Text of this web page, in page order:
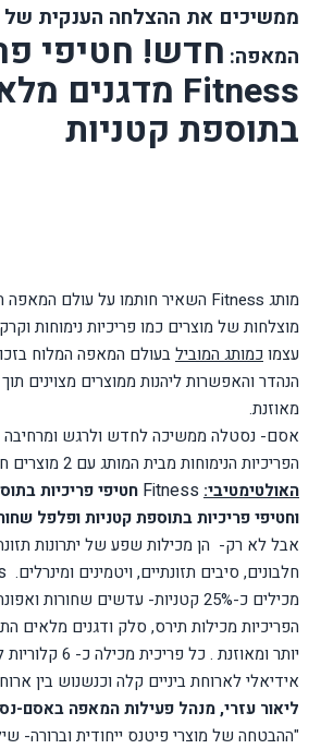
ממשיכים את ההצלחה הענקית של
המאפה: חדש! חטיפי
Fitness מדגנים
בתוספת קטניות
מותג Fitness השאיר חותמו על עולם המאפה
מוצלחות של מוצרים כמו פריכיות נימוחות
עצמו כמותג המובילבעולם המאפה המלוח
הנהדר והאפשרות ליהנות ממוצרים מצוינים
מאוזנת.
אסם- נסטלה ממשיכה לחדש ולרגש
הפריכיות הנימוחות מבית המותג עם 2 מוצרים חדשים
האולטימטיבי: Fitness חטיפי פריכיות
וחטיפי פריכיות בתוספת קטניות ופלפל
אבל לא רק- הן מכילות שפע של יתרונות
חלבונים, סיבים תזונתיים, ויטמינים ומינרלים.
מכילים כ-25% קטניות- עדשים שחורות
הפריכיות מכילות תירס, סלק ודגנים מלאים
יותר ומאוזנת .
כל פריכית
אידיאלי לארוחת ביניים קלה וכנשנוש בין
ליאור עזרי, מנהל פעילות המאפה באסם-
"ההבטחה של מוצרי פיטנס ייחודית וברורה-